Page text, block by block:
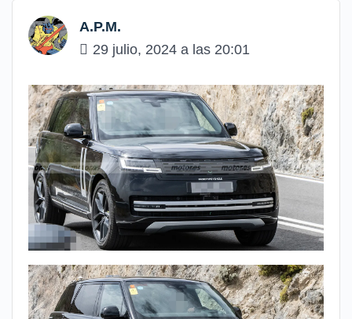
A.P.M.
29 julio, 2024 a las 20:01